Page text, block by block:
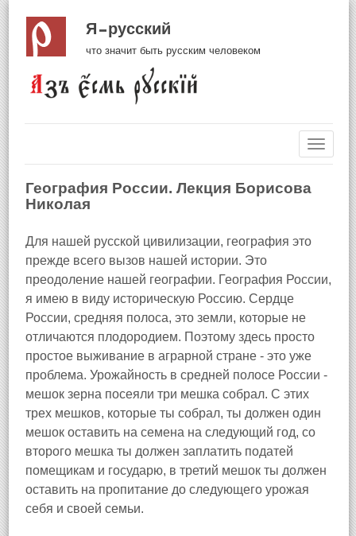
Я русский
что значит быть русским человеком
География России. Лекция Борисова
Николая
Для нашей русской цивилизации, география это
прежде всего вызов нашей истории. Это
преодоление нашей географии. География России,
я имею в виду историческую Россию. Сердце
России, средняя полоса, это земли, которые не
отличаются плодородием. Поэтому здесь просто
простое выживание в аграрной стране - это уже
проблема. Урожайность в средней полосе России -
мешок зерна посеяли три мешка собрал. С этих
трех мешков, которые ты собрал, ты должен один
мешок оставить на семена на следующий год, со
второго мешка ты должен заплатить податей
помещикам и государю, в третий мешок ты должен
оставить на пропитание до следующего урожая
себя и своей семьи.